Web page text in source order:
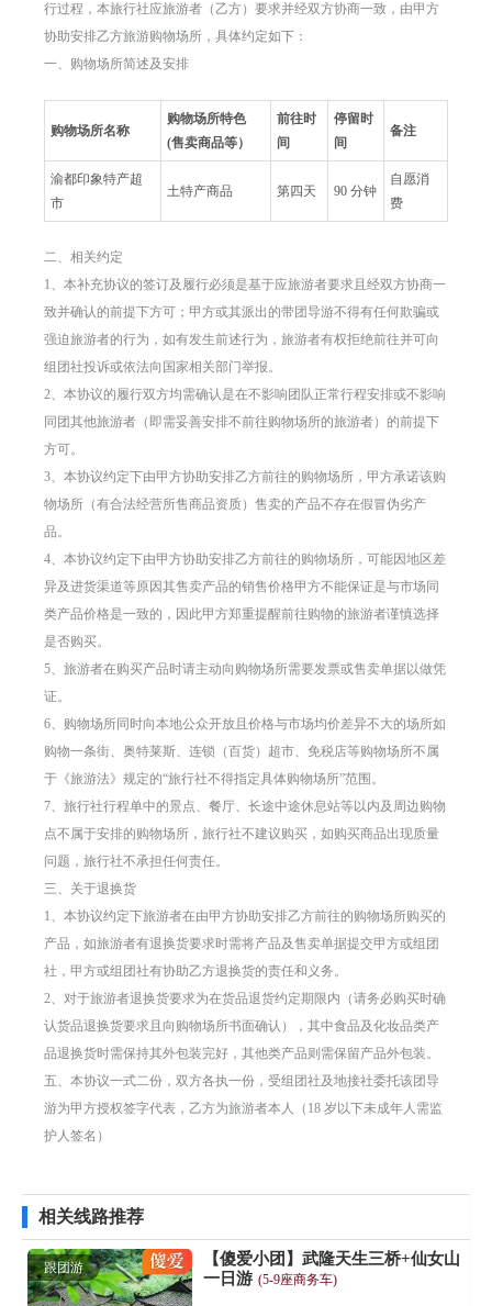
行过程，本旅行社应旅游者（乙方）要求并经双方协商一致，由甲方
协助安排乙方旅游购物场所，具体约定如下：
一、购物场所简述及安排
购物场所名称
购物场所特色
(售卖商品等）
前往时
间
停留时
间
备注
渝都印象特产超
市
土特产商品 第四天 90 分钟
自愿消
费
二、相关约定
1、本补充协议的签订及履行必须是基于应旅游者要求且经双方协商一
致并确认的前提下方可；甲方或其派出的带团导游不得有任何欺骗或
强迫旅游者的行为，如有发生前述行为，旅游者有权拒绝前往并可向
组团社投诉或依法向国家相关部门举报。
2、本协议的履行双方均需确认是在不影响团队正常行程安排或不影响
同团其他旅游者（即需妥善安排不前往购物场所的旅游者）的前提下
方可。
3、本协议约定下由甲方协助安排乙方前往的购物场所，甲方承诺该购
物场所（有合法经营所售商品资质）售卖的产品不存在假冒伪劣产
品。
4、本协议约定下由甲方协助安排乙方前往的购物场所，可能因地区差
异及进货渠道等原因其售卖产品的销售价格甲方不能保证是与市场同
类产品价格是一致的，因此甲方郑重提醒前往购物的旅游者谨慎选择
是否购买。
5、旅游者在购买产品时请主动向购物场所需要发票或售卖单据以做凭
证。
6、购物场所同时向本地公众开放且价格与市场均价差异不大的场所如
购物一条街、奥特莱斯、连锁（百货）超市、免税店等购物场所不属
于《旅游法》规定的“旅行社不得指定具体购物场所”范围。
7、旅行社行程单中的景点、餐厅、长途中途休息站等以内及周边购物
点不属于安排的购物场所，旅行社不建议购买，如购买商品出现质量
问题，旅行社不承担任何责任。
三、关于退换货
1、本协议约定下旅游者在由甲方协助安排乙方前往的购物场所购买的
产品，如旅游者有退换货要求时需将产品及售卖单据提交甲方或组团
社，甲方或组团社有协助乙方退换货的责任和义务。
2、对于旅游者退换货要求为在货品退货约定期限内（请务必购买时确
认货品退换货要求且向购物场所书面确认），其中食品及化妆品类产
品退换货时需保持其外包装完好，其他类产品则需保留产品外包装。
五、本协议一式二份，双方各执一份，受组团社及地接社委托该团导
游为甲方授权签字代表，乙方为旅游者本人（18 岁以下未成年人需监
护人签名）
相关线路推荐
跟团游
【傻爱小团】武隆天生三桥+仙女山
一日游 (5-9座商务车)